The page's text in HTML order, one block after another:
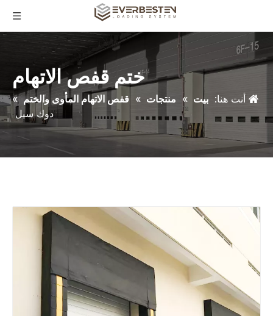
ختم قفص الاتهام
أنت هنا: بيت » منتجات » قفص الاتهام المأوى والختم »
دوك سيل